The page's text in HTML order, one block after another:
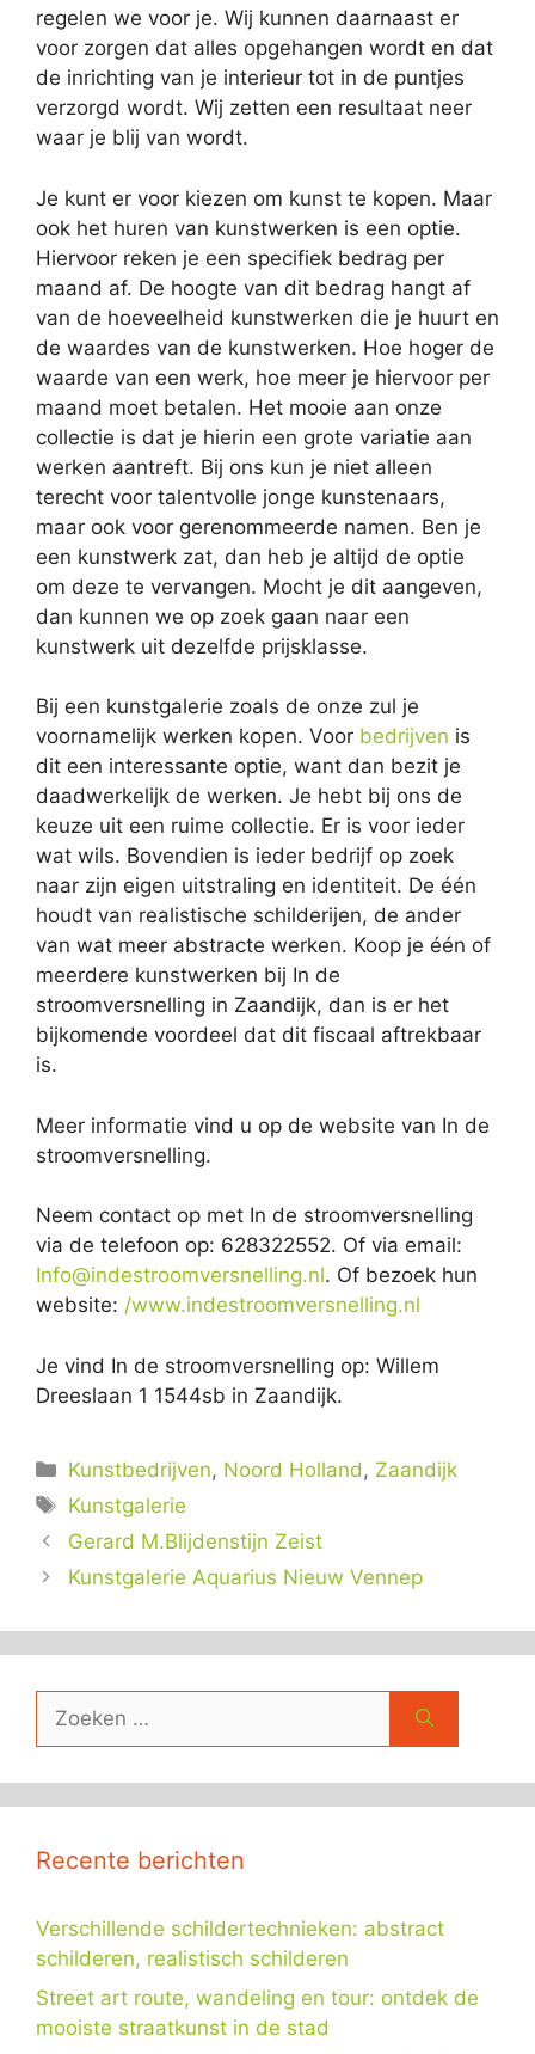
regelen we voor je. Wij kunnen daarnaast er
voor zorgen dat alles opgehangen wordt en dat
de inrichting van je interieur tot in de puntjes
verzorgd wordt. Wij zetten een resultaat neer
waar je blij van wordt.
Je kunt er voor kiezen om kunst te kopen. Maar
ook het huren van kunstwerken is een optie.
Hiervoor reken je een specifiek bedrag per
maand af. De hoogte van dit bedrag hangt af
van de hoeveelheid kunstwerken die je huurt en
de waardes van de kunstwerken. Hoe hoger de
waarde van een werk, hoe meer je hiervoor per
maand moet betalen. Het mooie aan onze
collectie is dat je hierin een grote variatie aan
werken aantreft. Bij ons kun je niet alleen
terecht voor talentvolle jonge kunstenaars,
maar ook voor gerenommeerde namen. Ben je
een kunstwerk zat, dan heb je altijd de optie
om deze te vervangen. Mocht je dit aangeven,
dan kunnen we op zoek gaan naar een
kunstwerk uit dezelfde prijsklasse.
Bij een kunstgalerie zoals de onze zul je
voornamelijk werken kopen. Voor bedrijven is
dit een interessante optie, want dan bezit je
daadwerkelijk de werken. Je hebt bij ons de
keuze uit een ruime collectie. Er is voor ieder
wat wils. Bovendien is ieder bedrijf op zoek
naar zijn eigen uitstraling en identiteit. De één
houdt van realistische schilderijen, de ander
van wat meer abstracte werken. Koop je één of
meerdere kunstwerken bij In de
stroomversnelling in Zaandijk, dan is er het
bijkomende voordeel dat dit fiscaal aftrekbaar
is.
Meer informatie vind u op de website van In de
stroomversnelling.
Neem contact op met In de stroomversnelling
via de telefoon op: 628322552. Of via email:
Info@indestroomversnelling.nl. Of bezoek hun
website: /www.indestroomversnelling.nl
Je vind In de stroomversnelling op: Willem
Dreeslaan 1 1544sb in Zaandijk.
Categorieën
Kunstbedrijven, Noord Holland , Zaandijk
Tags
Kunstgalerie
Gerard M.Blijdenstijn Zeist
Kunstgalerie Aquarius Nieuw Vennep
naar:
Recente berichten
Verschillende schildertechnieken: abstract
schilderen, realistisch schilderen
Street art route, wandeling en tour: ontdek de
mooiste straatkunst in de stad